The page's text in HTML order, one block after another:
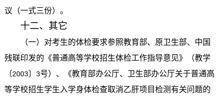
议（一式三份）。
十二、其它
（一）对考生的体检要求参照教育部、原卫生部、中国
残联印发的《普通高等学校招生体检工作指导意见》（教学
〔2003〕 3号）、《教育部办公厅、卫生部办公厅关于普通高
等学校招生学生入学身体检查取消乙肝项目检测有关问题的